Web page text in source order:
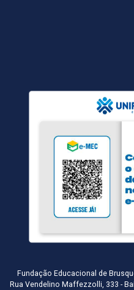
Fundação Educacional de
Rua Vendelino Maffezzolli, 333 -